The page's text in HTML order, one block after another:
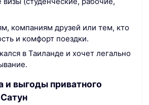
компаниям друзей или тем, кто
и комфорт поездки.
в Таиланде и хочет легально
и выгоды приватного